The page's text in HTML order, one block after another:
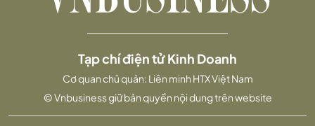
Tạp chí điện tử Kinh Doanh
Cơ quan chủ quản: Liên minh HTX Việt Nam
© Vnbusiness giữ bản quyền nội dung trên website